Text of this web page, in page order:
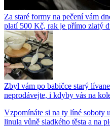
Za staré formy na pečení vám
platí 500 Kč, rak je přímo zlatý
Zbyl vám po babičce starý
neprodávejte, i kdyby vás na
Vzpomínáte si na ty líné soboty
linula vůně sladkého těsta a na